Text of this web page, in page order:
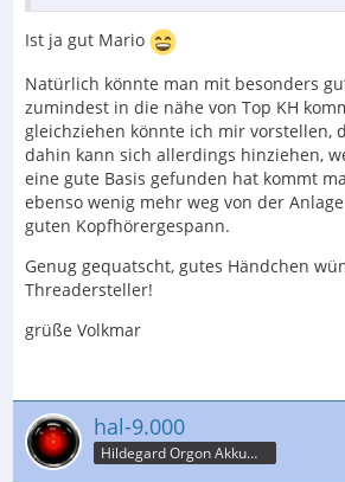
Ist ja gut Mario
Natürlich könnte man mit besonders
zumindest in die nähe von Top KH
gleichziehen könnte ich mir vorstellen,
dahin kann sich allerdings hinziehen,
eine gute Basis gefunden hat kommt
ebenso wenig mehr weg von der
guten Kopfhörergespann.
Genug gequatscht, gutes Händchen
Threadersteller!
grüße Volkmar
hal-9.000
Hildegard Orgon Akkumulator